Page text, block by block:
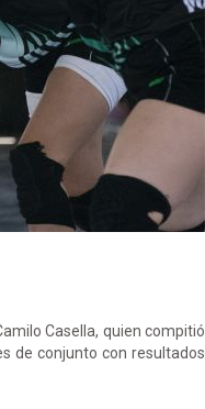
Casella, quien compitió
de conjunto con resultados